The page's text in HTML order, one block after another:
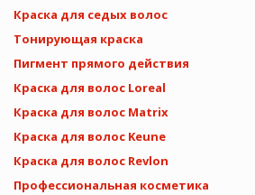
Краска для седых волос
Тонирующая краска
Пигмент прямого действия
Краска для волос Loreal
Краска для волос Matrix
Краска для волос Keune
Краска для волос Revlon
Профессиональная косметика